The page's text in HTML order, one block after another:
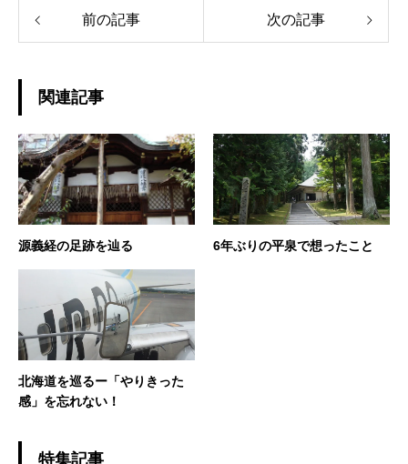
前の記事 次の記事
関連記事
源義経の足跡を辿る 6年ぶりの平泉で想ったこと
北海道を巡るー「やりきった
感」を忘れない！
特集記事